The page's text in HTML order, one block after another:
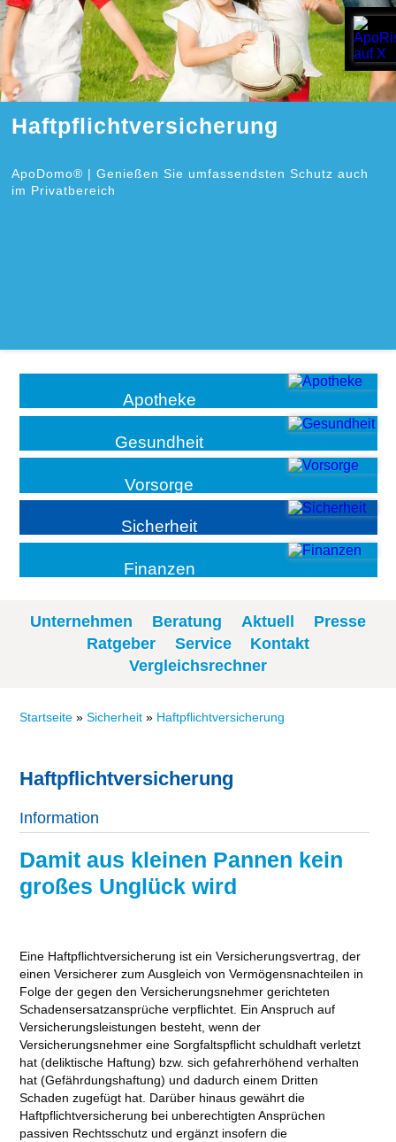
Haftpflichtversicherung
ApoDomo® | Genießen Sie umfassendsten Schutz auch
im Privatbereich
Apotheke
Gesundheit
Vorsorge
Sicherheit
Finanzen
Unternehmen Beratung Aktuell
Presse
Ratgeber
Service
Kontakt
Vergleichsrechner
Startseite »Sicherheit » Haftpflichtversicherung
Haftpflichtversicherung
Information
Damit aus kleinen Pannen kein
großes Unglück wird
Eine Haftpflichtversicherung ist ein Versicherungsvertrag, der
einen Versicherer zum Ausgleich von Vermögensnachteilen in
Folge der gegen den Versicherungsnehmer gerichteten
Schadensersatzansprüche verpflichtet. Ein Anspruch auf
Versicherungsleistungen besteht, wenn der
Versicherungsnehmer eine Sorgfaltspflicht schuldhaft verletzt
hat (deliktische Haftung) bzw. sich gefahrerhöhend verhalten
hat (Gefährdungshaftung) und dadurch einem Dritten
Schaden zugefügt hat. Darüber hinaus gewährt die
Haftpflichtversicherung bei unberechtigten Ansprüchen
passiven Rechtsschutz und ergänzt insofern die